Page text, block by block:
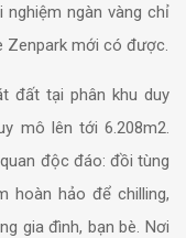
nghiệm ngàn vàng chỉ
Zenpark mới có được.
đất tại phân khu duy
mô lên tới 6.208m2.
độc đáo: đồi tùng
hoàn hảo để chilling,
gia đình, bạn bè. Nơi